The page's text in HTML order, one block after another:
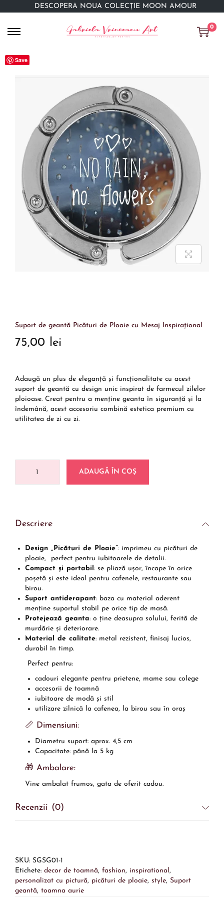
DESCOPERĂ NOUA COLECȚIE MOON AMOUR
0
Save
Suport de geantă Picături de Ploaie cu Mesaj Inspirațional
75,00 lei
Adaugă un plus de eleganță și funcționalitate cu acest
suport de geantă cu design unic inspirat de farmecul zilelor
ploioase. Creat pentru a menține geanta în siguranță și la
îndemână, acest accesoriu combină estetica premium cu
utilitatea de zi cu zi.
ADAUGĂ ÎN COȘ
Descriere
Design „Picături de Ploaie”: imprimeu cu picături de
ploaie, perfect pentru iubitoarele de detalii.
Compact și portabil: se pliază ușor, încape în orice
poșetă și este ideal pentru cafenele, restaurante sau
birou.
Suport antiderapant: baza cu material aderent
menține suportul stabil pe orice tip de masă.
Protejează geanta: o ține deasupra solului, ferită de
murdărie și deteriorare.
Material de calitate: metal rezistent, finisaj lucios,
durabil în timp.
Perfect pentru:
cadouri elegante pentru prietene, mame sau colege
accesorii de toamnă
iubitoare de modă și stil
utilizare zilnică la cafenea, la birou sau în oraș
📏 Dimensiuni:
Diametru suport: aprox. 4,5 cm
Capacitate: până la 5 kg
🎁 Ambalare:
Vine ambalat frumos, gata de oferit cadou.
Recenzii (0)
SKU: SGSG01-1
Etichete: decor de toamnă, fashion, inspirational,
personalizat cu pictură, picături de ploaie, style, Suport
geantă, toamna aurie